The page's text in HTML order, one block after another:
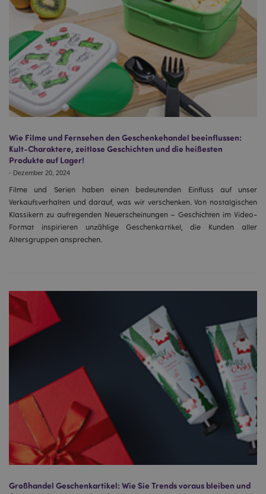
Wie Filme und Fernsehen den Geschenkehandel beeinflussen:
Kult-Charaktere, zeitlose Geschichten und die heißesten
Produkte auf Lager!
- Dezember 20, 2024
Filme und Serien haben einen bedeutenden Einfluss auf unser
Verkaufsverhalten und darauf, was wir verschenken. Von nostalgischen
Klassikern zu aufregenden Neuerscheinungen – Geschichten im Video-
Format inspirieren unzählige Geschenkartikel, die Kunden aller
Altersgruppen ansprechen.
Großhandel Geschenkartikel: Wie Sie Trends voraus bleiben und